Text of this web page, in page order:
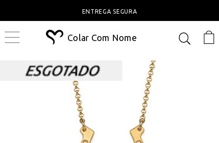
ENTREGA SEGURA
Colar Com Nome